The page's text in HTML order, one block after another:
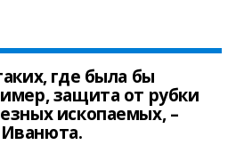
где была бы
защита от рубки
ископаемых, –